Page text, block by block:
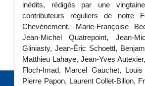
inédits, rédigés par une
contributeurs réguliers de notre
Chevènement, Marie-Françoise
Jean-Michel Quatrepoint, Jean-
Gliniasty, Jean-Éric Schoettl,
Matthieu Lahaye, Jean-Yves
Floch-Imad, Marcel Gauchet,
Pierre Papon, Laurent Collet-Billon,